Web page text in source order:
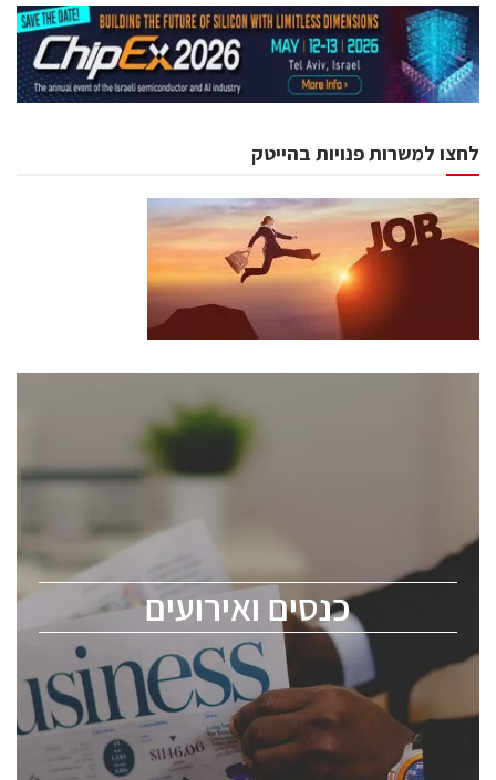
לחצו למשרות פנויות בהייטק
כנסים ואירועים
כנסים ואירועים
לכל העוסקים בתעשיית הסמיקונדקטור כולל מהנדסים,
ChipEx2026 will be held on May 12-13, 2026. The
conference is intended for everyone involved in the
semiconductor industry, including engineers,
professional experts, and senior executives.